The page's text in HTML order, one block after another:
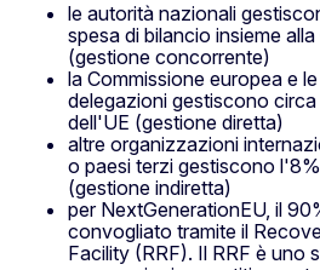
le autorità nazionali
spesa di bilancio insieme
(gestione concorrente)
la Commissione europea e
delegazioni gestiscono circa
dell'UE (gestione diretta)
altre organizzazioni
o paesi terzi gestiscono
(gestione indiretta)
per NextGenerationEU, il
convogliato tramite il
Facility (RRF). Il RRF è uno